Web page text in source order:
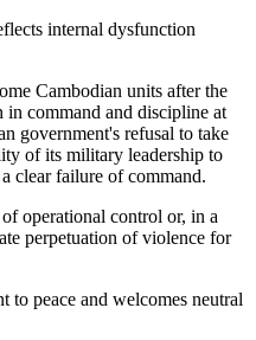
internal dysfunction
Cambodian units after the
in command and discipline at
government's refusal to take
of its military leadership to
clear failure of command.
operational control or, in a
perpetuation of violence for
to peace and welcomes neutral